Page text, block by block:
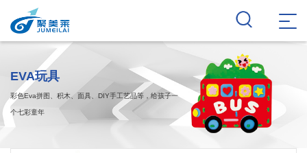
EVA玩具
彩色Eva拼图、积木、面具、DIY手工艺品等，给孩子一
个七彩童年